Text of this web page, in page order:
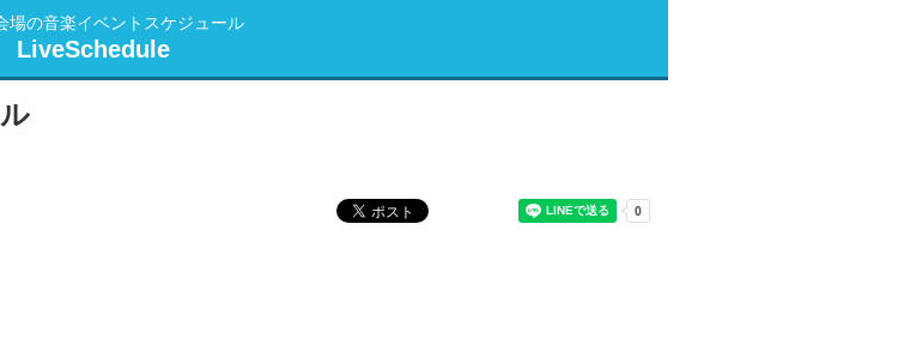
場の音楽イベントスケジュール
LiveSchedule